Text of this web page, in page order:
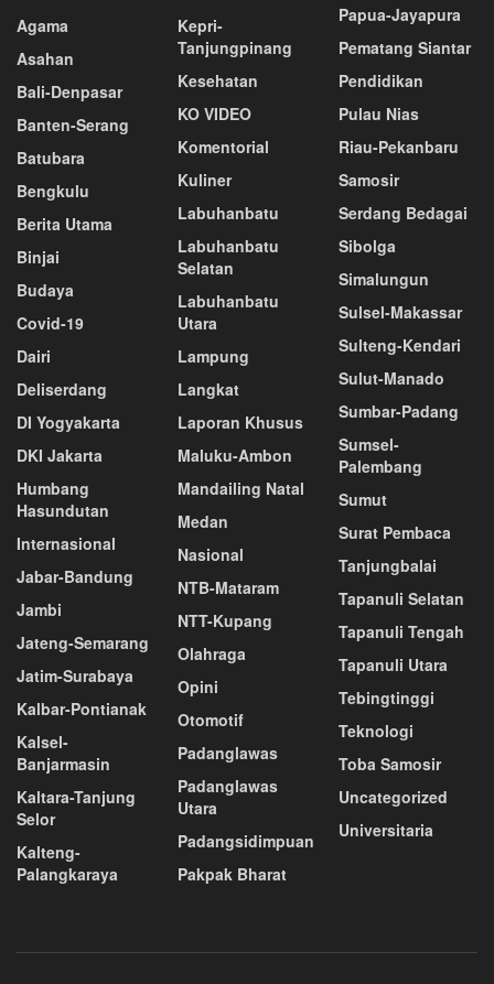
Agama
Asahan
Bali-Denpasar
Banten-Serang
Batubara
Bengkulu
Berita Utama
Binjai
Budaya
Covid-19
Dairi
Deliserdang
DI Yogyakarta
DKI Jakarta
Humbang
Hasundutan
Internasional
Jabar-Bandung
Jambi
Jateng-Semarang
Jatim-Surabaya
Kalbar-Pontianak
Kalsel-
Banjarmasin
Kaltara-Tanjung
Selor
Kalteng-
Palangkaraya
Kepri-
Tanjungpinang
Kesehatan
KO VIDEO
Komentorial
Kuliner
Labuhanbatu
Labuhanbatu
Selatan
Labuhanbatu
Utara
Lampung
Langkat
Laporan Khusus
Maluku-Ambon
Mandailing Natal
Medan
Nasional
NTB-Mataram
NTT-Kupang
Olahraga
Opini
Otomotif
Padanglawas
Padanglawas
Utara
Padangsidimpuan
Pakpak Bharat
Papua-Jayapura
Pematang Siantar
Pendidikan
Pulau Nias
Riau-Pekanbaru
Samosir
Serdang Bedagai
Sibolga
Simalungun
Sulsel-Makassar
Sulteng-Kendari
Sulut-Manado
Sumbar-Padang
Sumsel-
Palembang
Sumut
Surat Pembaca
Tanjungbalai
Tapanuli Selatan
Tapanuli Tengah
Tapanuli Utara
Tebingtinggi
Teknologi
Toba Samosir
Uncategorized
Universitaria